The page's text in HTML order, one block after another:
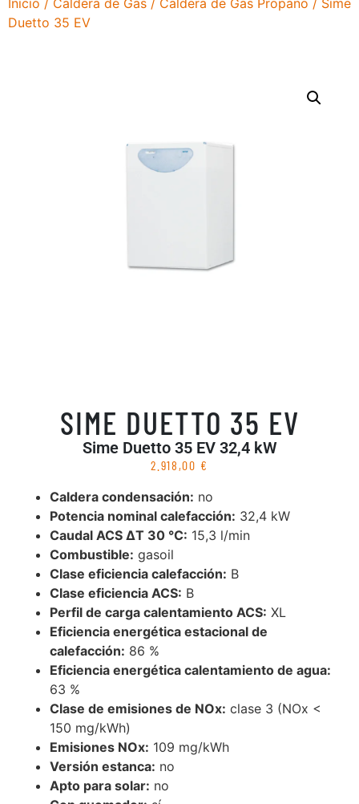
Duetto 35 EV
SIME DUETTO 35 EV
Sime Duetto 35 EV 32,4 kW
2.918,00 €
Caldera condensación: no
Potencia nominal calefacción: 32,4 kW
Caudal ACS ΔT 30 °C: 15,3 l/min
Combustible: gasoil
Clase eficiencia calefacción: B
Clase eficiencia ACS: B
Perfil de carga calentamiento ACS: XL
Eficiencia energética estacional de
calefacción: 86 %
Eficiencia energética calentamiento de agua:
63 %
Clase de emisiones de NOx: clase 3 (NOx <
150 mg/kWh)
Emisiones NOx: 109 mg/kWh
Versión estanca: no
Apto para solar: no